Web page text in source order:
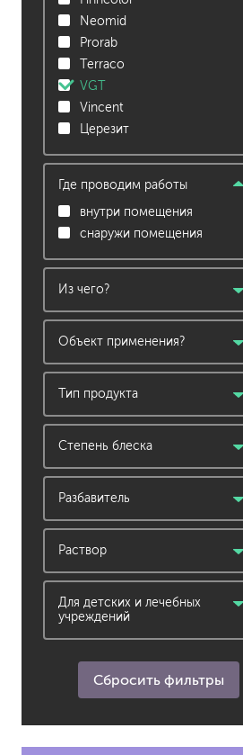
Neomid
Prorab
Terraco
VGT
Vincent
Церезит
Где проводим работы
внутри помещения
снаружи помещения
Из чего?
декоративная штукатурка
дерево
ДСП, ДВП
кирпич, бетон
OSB и ОСП плиты
пено- и газобетонные
блоки
пенополистирол
цемент
штукатурка, шпатлевка,
гипсокартон
Объект применения?
балкон
беседка, садовое
строение
ванная, душевая
гараж, ворота
металлические
минеральный фасад
объекты общепита
Тип продукта
декоративная штукатурка
Степень блеска
матовая
Разбавитель
вода
Раствор
готовый состав
готовый состав (возможно
разбавление)
Для детских и лечебных
учреждений
да
Сбросить фильтры